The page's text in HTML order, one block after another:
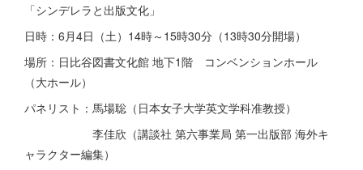
「シンデレラと出版文化」
日時：6月4日（土）14時～15時30分（13時30分開場）
場所：日比谷図書文化館 地下1階 コンベンションホール
（大ホール）
パネリスト：馬場聡（日本女子大学英文学科准教授）
李佳欣（講談社 第六事業局 第一出版部 海外キ
ャラクター編集）